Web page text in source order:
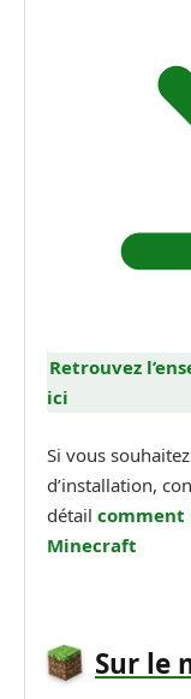
Retrouvez
ici
Si vous
d’installation,
détail comment
Minecraft
Sur le